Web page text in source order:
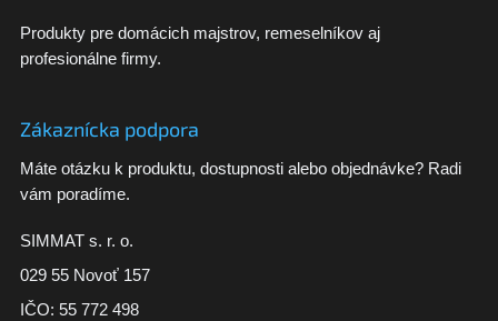
Produkty pre domácich majstrov, remeselníkov aj
profesionálne firmy.
Zákaznícka podpora
Máte otázku k produktu, dostupnosti alebo objednávke? Radi
vám poradíme.
SIMMAT s. r. o.
029 55 Novoť 157
IČO: 55 772 498